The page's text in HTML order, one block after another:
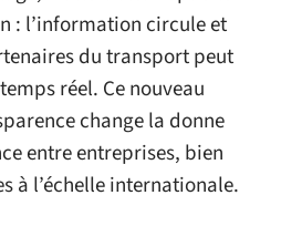
: l’information circule et
du transport peut
réel. Ce nouveau
change la donne
entre entreprises, bien
à l’échelle internationale.